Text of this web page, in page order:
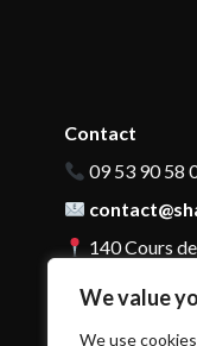
We value
We use
Contact
09 53 90 58
140 Cours